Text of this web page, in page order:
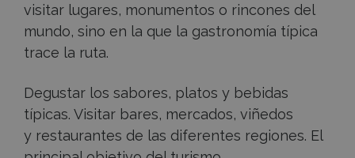
visitar lugares, monumentos o rincones del
mundo, sino en la que la gastronomía típica
trace la ruta.
Degustar los sabores, platos y bebidas
típicas. Visitar bares, mercados, viñedos
y restaurantes de las diferentes regiones. El